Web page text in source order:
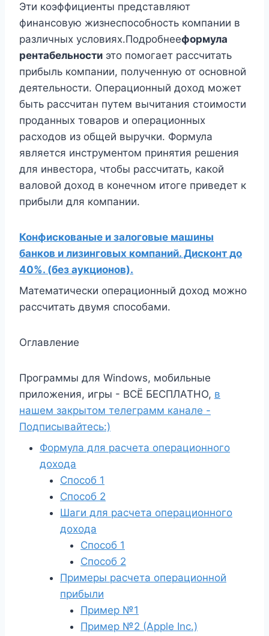
Эти коэффициенты представляют
финансовую жизнеспособность компании в
различных условиях.Подробнееформула
рентабельности это помогает рассчитать
прибыль компании, полученную от основной
деятельности. Операционный доход может
быть рассчитан путем вычитания стоимости
проданных товаров и операционных
расходов из общей выручки. Формула
является инструментом принятия решения
для инвестора, чтобы рассчитать, какой
валовой доход в конечном итоге приведет к
прибыли для компании.
Конфискованые и залоговые машины
банков и лизинговых компаний. Дисконт до
40%. (без аукционов).
Математически операционный доход можно
рассчитать двумя способами.
Оглавление
Программы для Windows, мобильные
приложения, игры - ВСЁ БЕСПЛАТНО, в
нашем закрытом телеграмм канале -
Подписывайтесь:)
Формула для расчета операционного
дохода
Способ 1
Способ 2
Шаги для расчета операционного
дохода
Способ 1
Способ 2
Примеры расчета операционной
прибыли
Пример №1
Пример №2 (Apple Inc.)